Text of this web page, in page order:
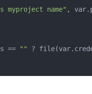
myproject name" ,
==
""
?